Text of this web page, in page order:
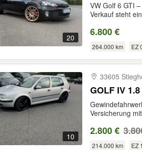
20
VW Golf 6 GTI
Verkauf steht
6.800 €
264.000 km EZ
10
33605
Versicherung
2.800 €
214.000 km EZ